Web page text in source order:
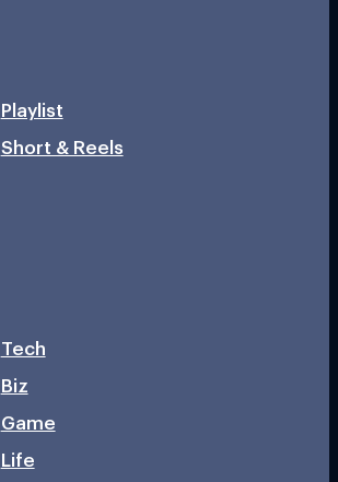
Playlist
Short & Reels
Tech
Biz
Game
Life